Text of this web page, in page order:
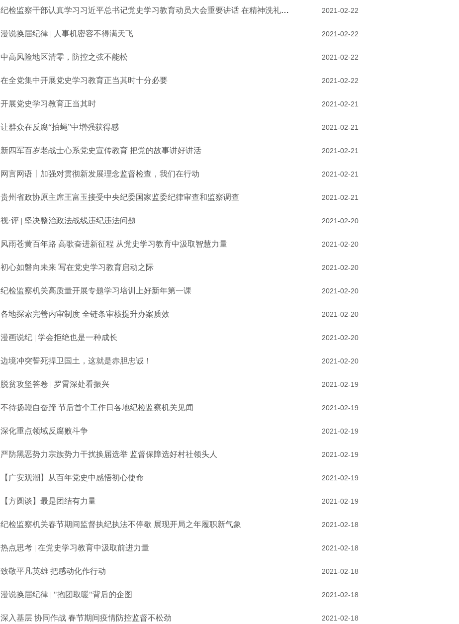
纪检监察干部认真学习习近平总书记党史学习教育动员大会重要讲话 在精神洗礼中汲取力量 2021-02-22
漫说换届纪律 | 人事机密容不得满天飞 2021-02-22
中高风险地区清零，防控之弦不能松 2021-02-22
在全党集中开展党史学习教育正当其时十分必要 2021-02-22
开展党史学习教育正当其时 2021-02-21
让群众在反腐“拍蝇”中增强获得感 2021-02-21
新四军百岁老战士心系党史宣传教育 把党的故事讲好讲活 2021-02-21
网言网语丨加强对贯彻新发展理念监督检查，我们在行动 2021-02-21
贵州省政协原主席王富玉接受中央纪委国家监委纪律审查和监察调查 2021-02-21
视·评 | 坚决整治政法战线违纪违法问题 2021-02-20
风雨苍黄百年路 高歌奋进新征程 从党史学习教育中汲取智慧力量 2021-02-20
初心如磐向未来 写在党史学习教育启动之际 2021-02-20
纪检监察机关高质量开展专题学习培训上好新年第一课 2021-02-20
各地探索完善内审制度 全链条审核提升办案质效 2021-02-20
漫画说纪 | 学会拒绝也是一种成长 2021-02-20
边境冲突誓死捍卫国土，这就是赤胆忠诚！ 2021-02-20
脱贫攻坚答卷 | 罗霄深处看振兴 2021-02-19
不待扬鞭自奋蹄 节后首个工作日各地纪检监察机关见闻 2021-02-19
深化重点领域反腐败斗争 2021-02-19
严防黑恶势力宗族势力干扰换届选举 监督保障选好村社领头人 2021-02-19
【广安观潮】从百年党史中感悟初心使命 2021-02-19
【方圆谈】最是团结有力量 2021-02-19
纪检监察机关春节期间监督执纪执法不停歇 展现开局之年履职新气象 2021-02-18
热点思考 | 在党史学习教育中汲取前进力量 2021-02-18
致敬平凡英雄 把感动化作行动 2021-02-18
漫说换届纪律 | "抱团取暖"背后的企图 2021-02-18
深入基层 协同作战 春节期间疫情防控监督不松劲 2021-02-18